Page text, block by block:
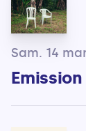
Sam. 14